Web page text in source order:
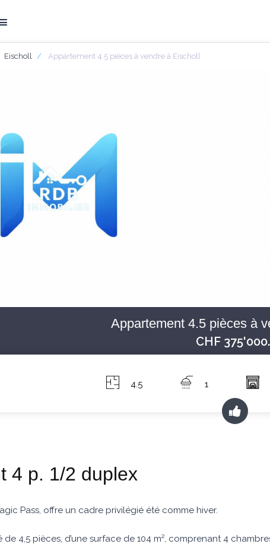
Eischoll Appartement 4.5 pièces à vendre à Eischoll
Appartement 4.5 pièces à
CHF
4.5 1
4 p. 1/2 duplex
Pass, offre un cadre privilégié été comme hiver.
4,5 pièces, d’une surface de 104 m², comprenant 4